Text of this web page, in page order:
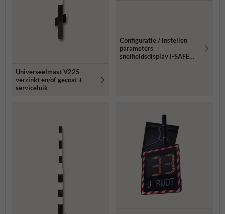
Universeelmast V225 -
verzinkt en/of gecoat +
serviceluik
Configuratie / instellen
parameters
snelheidsdisplay I-SAFE